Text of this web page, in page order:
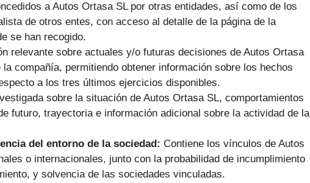
a Autos Ortasa SL por otras entidades, así como de los
de otros entes, con acceso al detalle de la página de la
se han recogido.
relevante sobre actuales y/o futuras decisiones de Autos Ortasa
compañía, permitiendo obtener información sobre los hechos
a los tres últimos ejercicios disponibles.
sobre la situación de Autos Ortasa SL, comportamientos
futuro, trayectoria e información adicional sobre la actividad de la
del entorno de la sociedad: Contiene los vínculos de Autos
o internacionales, junto con la probabilidad de incumplimiento
y solvencia de las sociedades vinculadas.